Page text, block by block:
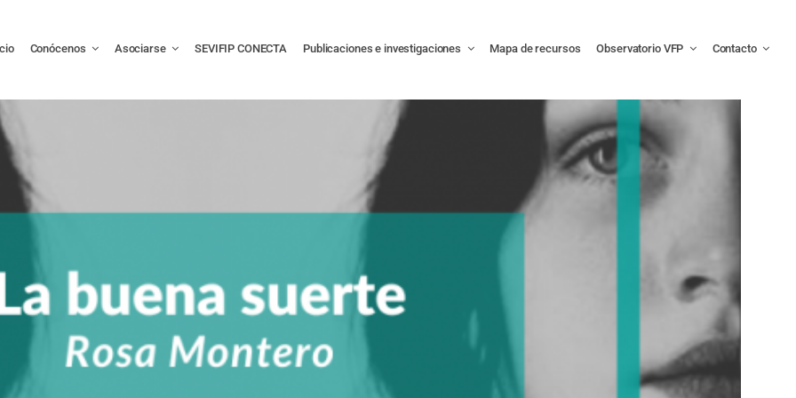
Conócenos Asociarse SEVIFIP CONECTA Publicaciones e investigaciones Mapa de recursos Observatorio VFP Contacto